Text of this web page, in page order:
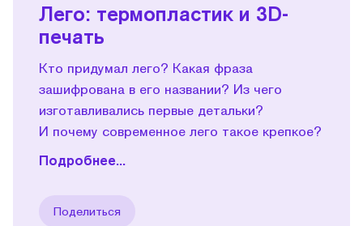
Лего: термопластик и 3D-
печать
Кто придумал лего? Какая фраза
зашифрована в его названии? Из чего
изготавливались первые детальки?
И почему современное лего такое крепкое?
Подробнее...
Поделиться